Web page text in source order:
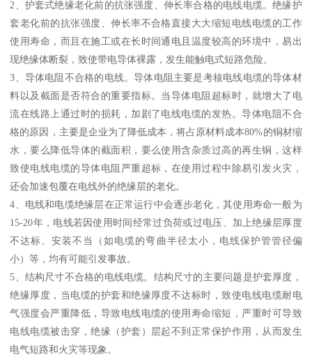
2、护套式绝缘老化前的抗张强度、伸长率合格的电线电缆。绝缘护
套老化前的抗张强度、伸长率不合格直接大大缩短电线电缆的工作
使用寿命，而且在施工或在长时间通电且温度较高的环境中，易出
现绝缘体断裂，致使带电导体裸露，发生能触电式短路危险。
3、导体电阻不合格的电线。导体电阻主要是考核电线电缆的导体材
料以及截面是否符合的重要指标。当导体电阻超标时，就增大了电
流在线路上通过时的损耗，加剧了电线电缆的发热。导体电阻不合
格的原因，主要是企业为了降低成本，将占原材料成本80%的铜材缩
水，要么降低导体的截面积，要么使用含杂质过高的再生铜，这样
致使电线电缆的导体电阻严重超标，在使用过程中除易引发火灾，
还会加速包覆在电线外的绝缘层的老化。
4、电线和电缆绝缘层在正常运行中会逐步老化，其使用寿命一般为
15-20年，电线若因使用时间经常过负荷或过电压、加上绝缘层厚度
不达标、安装不当（如电缆的弯曲半径太小，电线保护管管径偏
小）等，均有可能引发事故。
5、结构尺寸不合格的电线电缆。结构尺寸的主要问题是护套厚度，
绝缘厚度，当电缆的护套和绝缘厚度不达标时，致使电线电缆耐电
气强度会严重降低，导致电线电缆的使用寿命缩短，严重时可导致
电线电缆被击穿，绝缘（护套）层起不到正常保护作用，从而发生
电气短路和火灾等现象。